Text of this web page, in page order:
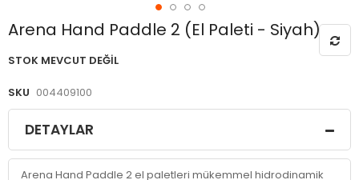
Arena Hand Paddle 2 (El Paleti - Siyah)
STOK MEVCUT DEĞIL
SKU 004409100
Resim
başlangıcına
DETAYLAR
Arena Hand Paddle 2 el paletleri mükemmel hidrodinamik